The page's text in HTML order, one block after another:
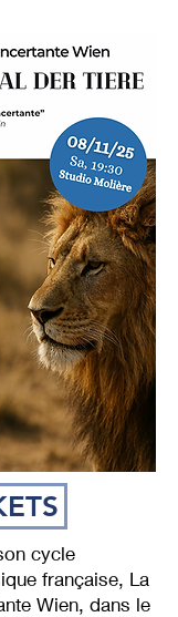
cycle
française, La
Wien, dans le